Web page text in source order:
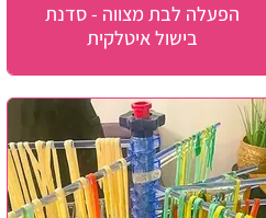
הפעלה לבת מצווה - סדנת
בישול איטלקית